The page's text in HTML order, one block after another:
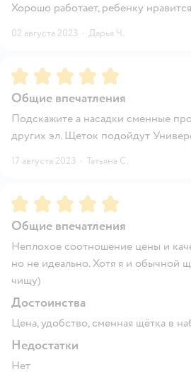
Хорошо работает, ребенку нравится
02 августа 2023 · Дарья Ч.
Рейтинг:5
Общие впечатления
Подскажите а насадки сменные
других эл. Щеток подойдут
17 августа 2023 · Татьяна С.
Рейтинг:5
Общие впечатления
Неплохое соотношение цены и
но не идеально. Хотя я и обычной
чищу)
Достоинства
Цена, удобство, сменная щётка в
Недостатки
Нет